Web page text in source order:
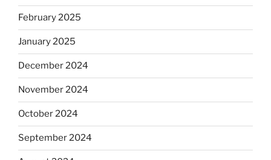
February 2025
January 2025
December 2024
November 2024
October 2024
September 2024